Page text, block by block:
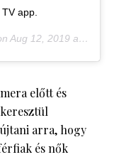
app.
Aug 12, 2019 at 7:03am PDT
előtt és
arra, hogy
és nők